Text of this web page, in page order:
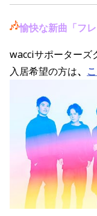
愉快な新曲「フ
wacciサポーターズ
入居希望の方は、